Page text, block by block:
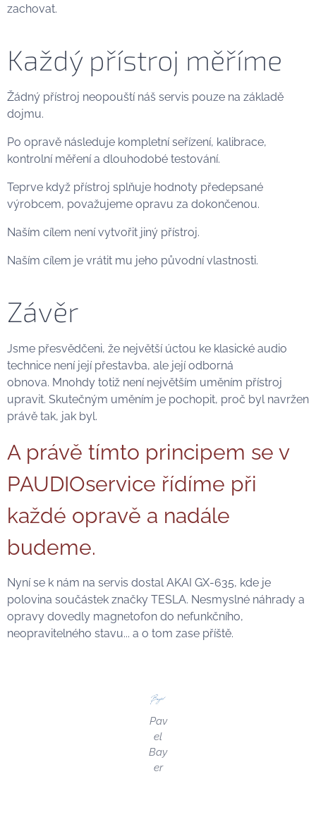
zachovat.
Každý přístroj měříme
Žádný přístroj neopouští náš servis pouze na základě
dojmu.
Po opravě následuje kompletní seřízení, kalibrace,
kontrolní měření a dlouhodobé testování.
Teprve když přístroj splňuje hodnoty předepsané
výrobcem, považujeme opravu za dokončenou.
Naším cílem není vytvořit jiný přístroj.
Naším cílem je vrátit mu jeho původní vlastnosti.
Závěr
Jsme přesvědčeni, že největší úctou ke klasické audio
technice není její přestavba, ale její odborná
obnova. Mnohdy totiž není největším uměním přístroj
upravit. Skutečným uměním je pochopit, proč byl navržen
právě tak, jak byl.
A právě tímto principem se v
PAUDIOservice řídíme při
každé opravě a nadále
budeme.
Nyní se k nám na servis dostal AKAI GX-635, kde je
polovina součástek značky TESLA. Nesmyslné náhrady a
opravy dovedly magnetofon do nefunkčního,
neopravitelného stavu... a o tom zase příště.
Pav
el
Bay
er